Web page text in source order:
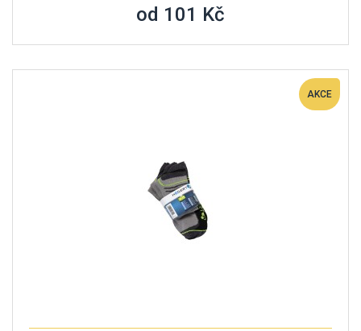
od 101 Kč
AKCE